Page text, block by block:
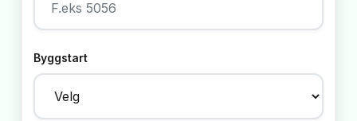
Byggstart